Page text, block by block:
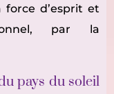
d’esprit et
par la
pays du soleil